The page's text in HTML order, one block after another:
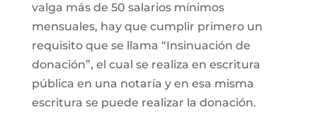
valga más de 50 salarios mínimos
mensuales, hay que cumplir primero un
requisito que se llama “Insinuación de
donación”, el cual se realiza en escritura
pública en una notaría y en esa misma
escritura se puede realizar la donación.